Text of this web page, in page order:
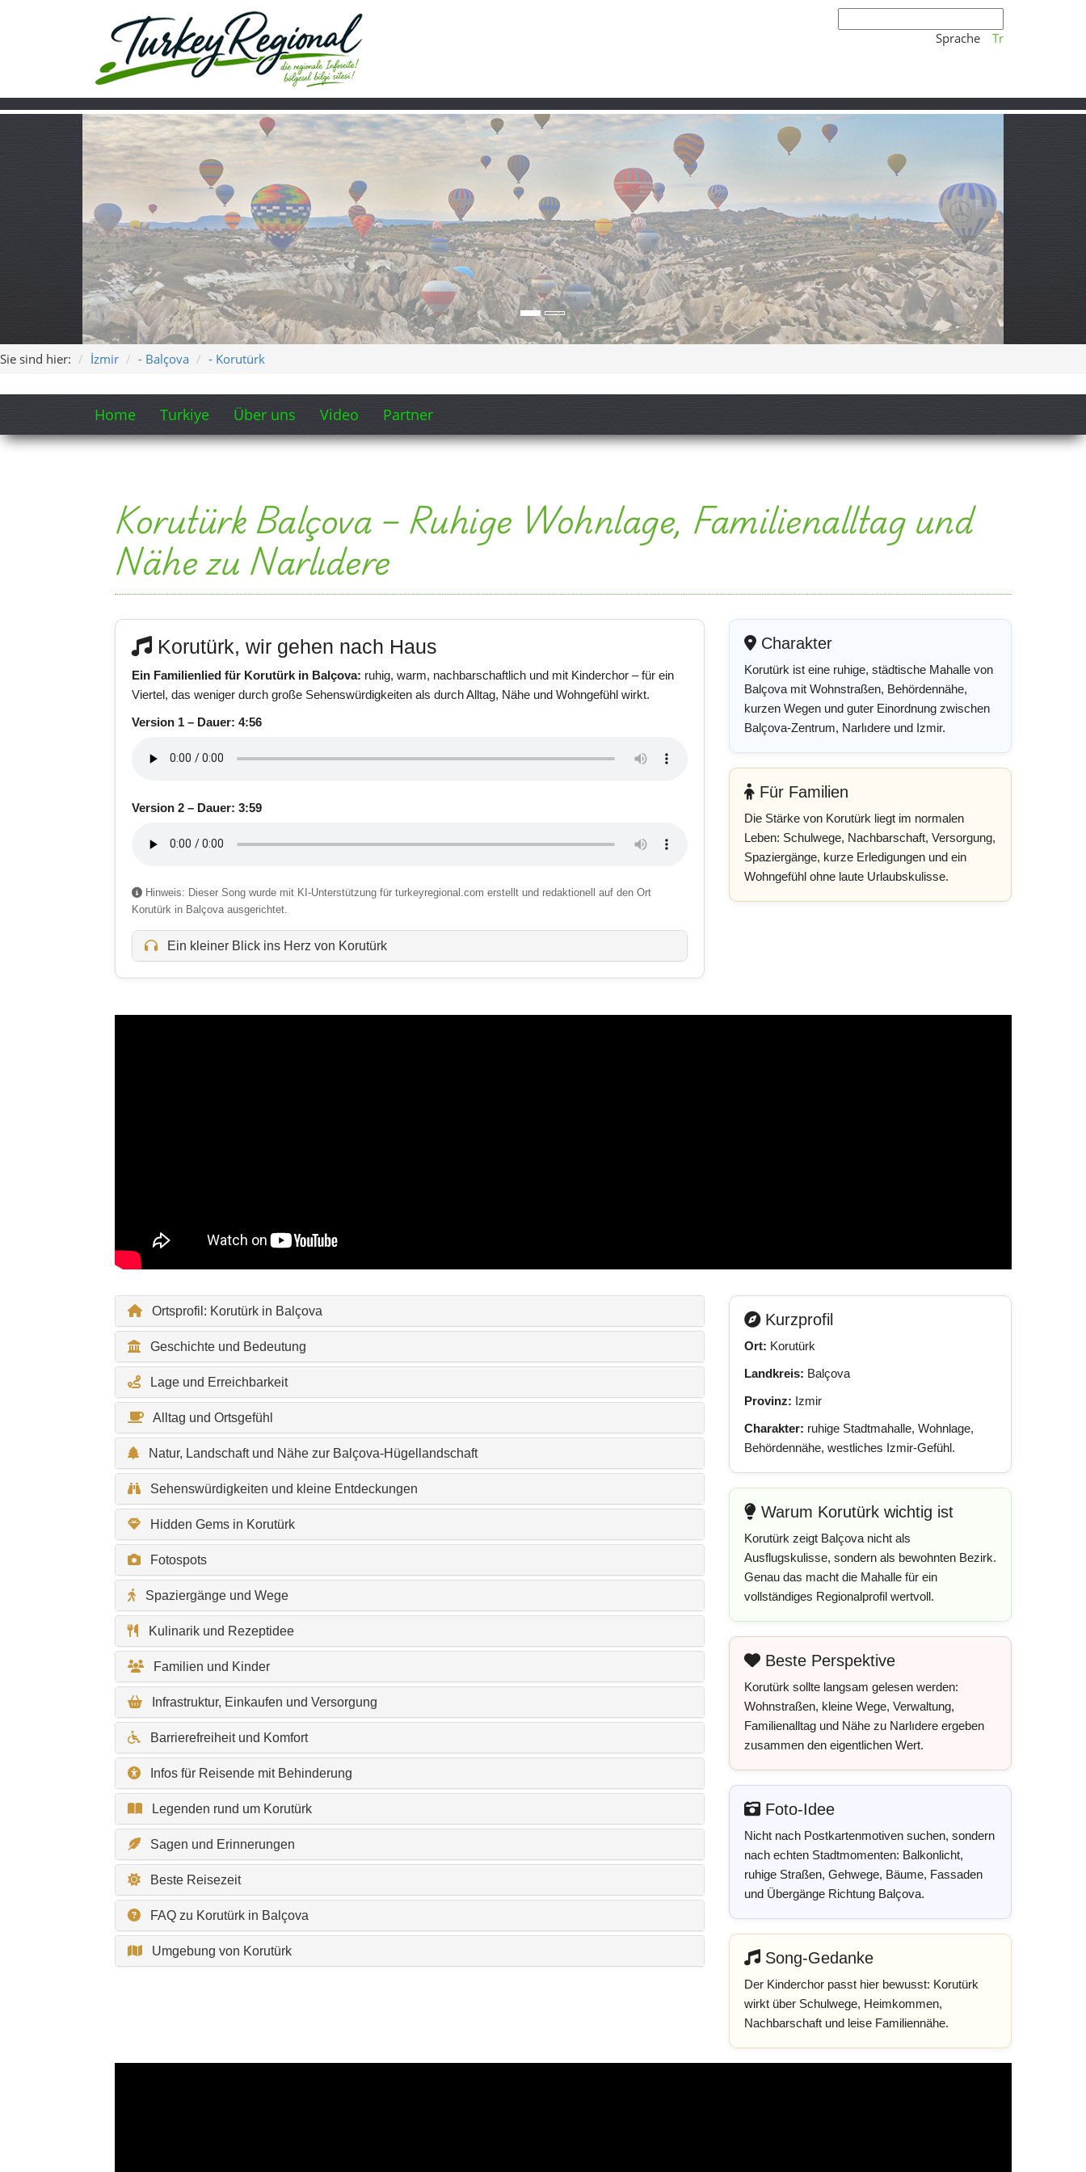
Sprache Tr
Sie sind hier: İzmir - Balçova - Korutürk
Home Turkiye Über uns Video Partner
Korutürk Balçova – Ruhige Wohnlage, Familienalltag und
Nähe zu Narlıdere
Korutürk, wir gehen nach Haus
Ein Familienlied für Korutürk in Balçova: ruhig, warm, nachbarschaftlich und mit Kinderchor – für ein
Viertel, das weniger durch große Sehenswürdigkeiten als durch Alltag, Nähe und Wohngefühl wirkt.
Version 1 – Dauer: 4:56
Version 2 – Dauer: 3:59
Hinweis: Dieser Song wurde mit KI-Unterstützung für turkeyregional.com erstellt und redaktionell auf den Ort
Korutürk in Balçova ausgerichtet.
Ein kleiner Blick ins Herz von Korutürk
Charakter
Korutürk ist eine ruhige, städtische Mahalle von
Balçova mit Wohnstraßen, Behördennähe,
kurzen Wegen und guter Einordnung zwischen
Balçova-Zentrum, Narlıdere und Izmir.
Für Familien
Die Stärke von Korutürk liegt im normalen
Leben: Schulwege, Nachbarschaft, Versorgung,
Spaziergänge, kurze Erledigungen und ein
Wohngefühl ohne laute Urlaubskulisse.
Ortsprofil: Korutürk in Balçova
Geschichte und Bedeutung
Lage und Erreichbarkeit
Alltag und Ortsgefühl
Natur, Landschaft und Nähe zur Balçova-Hügellandschaft
Sehenswürdigkeiten und kleine Entdeckungen
Hidden Gems in Korutürk
Fotospots
Spaziergänge und Wege
Kulinarik und Rezeptidee
Familien und Kinder
Infrastruktur, Einkaufen und Versorgung
Barrierefreiheit und Komfort
Infos für Reisende mit Behinderung
Legenden rund um Korutürk
Sagen und Erinnerungen
Beste Reisezeit
FAQ zu Korutürk in Balçova
Umgebung von Korutürk
Kurzprofil
Ort: Korutürk
Landkreis: Balçova
Provinz: Izmir
Charakter: ruhige Stadtmahalle, Wohnlage,
Behördennähe, westliches Izmir-Gefühl.
Warum Korutürk wichtig ist
Korutürk zeigt Balçova nicht als
Ausflugskulisse, sondern als bewohnten Bezirk.
Genau das macht die Mahalle für ein
vollständiges Regionalprofil wertvoll.
Beste Perspektive
Korutürk sollte langsam gelesen werden:
Wohnstraßen, kleine Wege, Verwaltung,
Familienalltag und Nähe zu Narlıdere ergeben
zusammen den eigentlichen Wert.
Foto-Idee
Nicht nach Postkartenmotiven suchen, sondern
nach echten Stadtmomenten: Balkonlicht,
ruhige Straßen, Gehwege, Bäume, Fassaden
und Übergänge Richtung Balçova.
Song-Gedanke
Der Kinderchor passt hier bewusst: Korutürk
wirkt über Schulwege, Heimkommen,
Nachbarschaft und leise Familiennähe.